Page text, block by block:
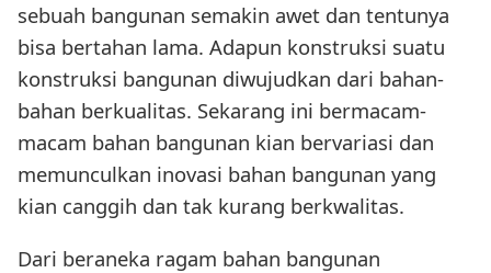
sebuah bangunan semakin awet dan tentunya
bisa bertahan lama. Adapun konstruksi suatu
konstruksi bangunan diwujudkan dari bahan-
bahan berkualitas. Sekarang ini bermacam-
macam bahan bangunan kian bervariasi dan
memunculkan inovasi bahan bangunan yang
kian canggih dan tak kurang berkwalitas.
Dari beraneka ragam bahan bangunan